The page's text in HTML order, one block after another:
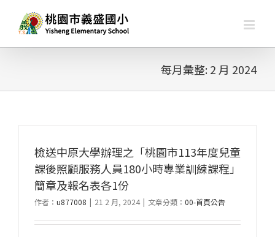
每月彙整:2 月 2024
檢送中原大學辦理之「桃園市113年度兒童
課後照顧服務人員180小時專業訓練課程」
簡章及報名表各1份
作者： u877008 | 21 2 月, 2024 | 文章分類： 00-首頁公告